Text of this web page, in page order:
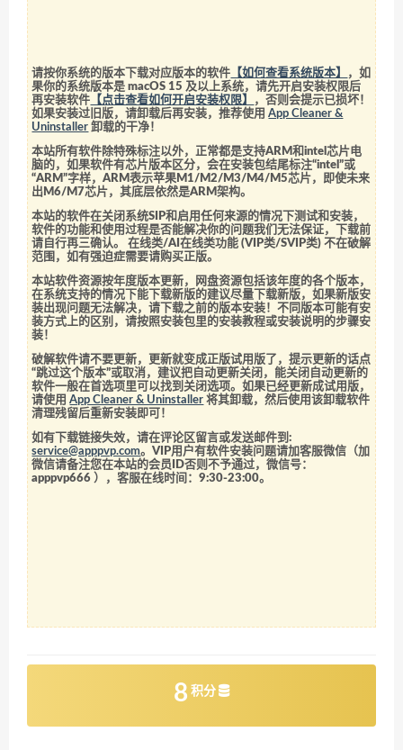
请按你系统的版本下载对应版本的软件 【如何查看系统版本】
，如
果你的系统版本是 macOS 15 及以上系统，请先开启安装权限后
再安装软件 【点击查看如何开启安装权限】
，否则会提示已损坏！
如果安装过旧版，请卸载后再安装，推荐使用App Cleaner &
Uninstaller 卸载的干净！
本站所有软件除特殊标注以外，正常都是支持ARM和intel芯片电
脑的，如果软件有芯片版本区分，会在安装包结尾标注“intel”或
“ARM”字样，ARM表示苹果M1/M2/M3/M4/M5芯片，即使未来
出M6/M7芯片，其底层依然是ARM架构。
本站的软件在关闭系统SIP和启用任何来源的情况下测试和安装，
软件的功能和使用过程是否能解决你的问题我们无法保证，下载前
请自行再三确认。 在线类/AI在线类功能 (VIP类/SVIP类) 不在破解
范围，如有强迫症需要请购买正版。
本站软件资源按年度版本更新，网盘资源包括该年度的各个版本，
在系统支持的情况下能下载新版的建议尽量下载新版，如果新版安
装出现问题无法解决，请下载之前的版本安装！不同版本可能有安
装方式上的区别，请按照安装包里的安装教程或安装说明的步骤安
装！
破解软件请不要更新，更新就变成正版试用版了，提示更新的话点
“跳过这个版本”或取消，建议把自动更新关闭，能关闭自动更新的
软件一般在首选项里可以找到关闭选项。如果已经更新成试用版，
请使用App Cleaner & Uninstaller 将其卸载，然后使用该卸载软件
清理残留后重新安装即可！
如有下载链接失效，请在评论区留言或发送邮件到:
service@apppvp.com。VIP用户有软件安装问题请加客服微信（加
微信请备注您在本站的会员ID否则不予通过，微信号：
apppvp666 ），客服在线时间：9:30-23:00。
8 积分